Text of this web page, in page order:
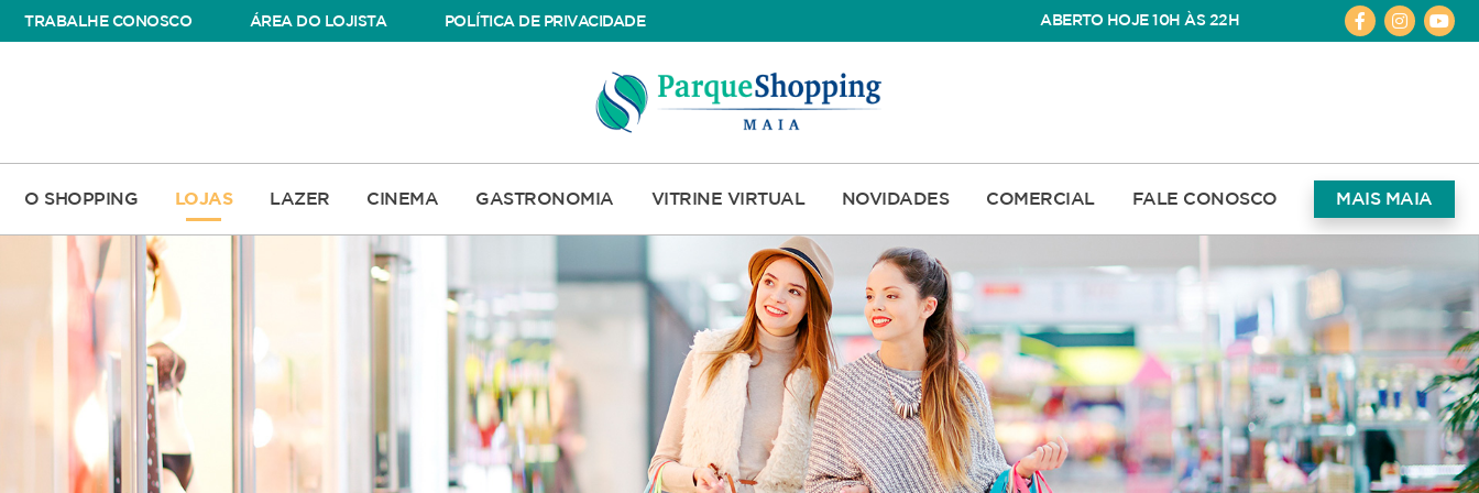
TRABALHE CONOSCO ÁREA DO LOJISTA POLÍTICA DE PRIVACIDADE ABERTO HOJE 10H ÀS 22H
O SHOPPING LOJAS LAZER CINEMA GASTRONOMIA VITRINE VIRTUAL NOVIDADES COMERCIAL FALE CONOSCO MAIS MAIA